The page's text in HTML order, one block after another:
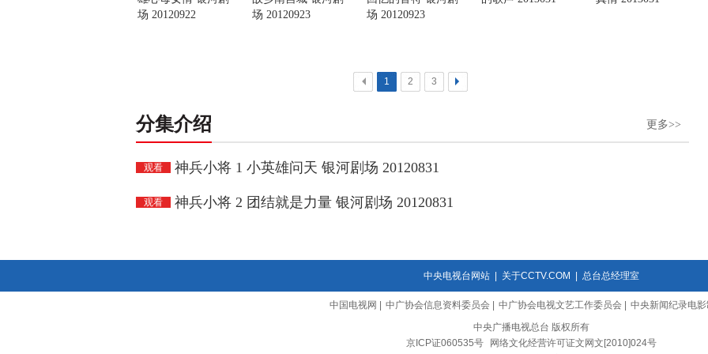
场 20120922
场 20120923
场 20120923
< 1 2 3 >
分集介绍 更多>>
观看 神兵小将 1 小英雄问天 银河剧场 20120831
观看 神兵小将 2 团结就是力量 银河剧场 20120831
中央电视台网站| 关于CCTV.COM 总台总经理室
中国电视网 中广协会信息资料委员会 中广协会电视文艺工作委员会
中央新闻纪录电
中央广播电视总台 版权所有
京ICP证060535号
网络文化经营许可证文网文[2010]024号